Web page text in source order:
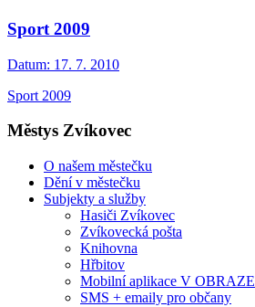
Sport 2009
Datum: 17. 7. 2010
Sport 2009
Městys Zvíkovec
O našem městečku
Dění v městečku
Subjekty a služby
Hasiči Zvíkovec
Zvíkovecká pošta
Knihovna
Hřbitov
Mobilní aplikace V OBRAZE
SMS + emaily pro občany